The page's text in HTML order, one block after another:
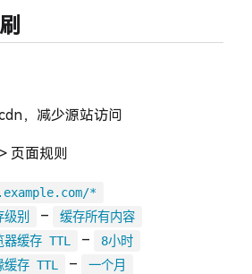
，减少源站访问
页面规则
*
级别 – 缓存所有内容
器缓存 TTL – 8小时
缓存 TTL – 一个月